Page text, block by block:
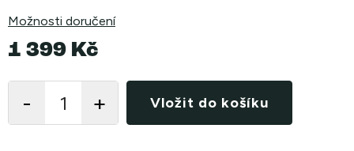
Možnosti doručení
1 399 Kč
cena:
Vložit do košíku